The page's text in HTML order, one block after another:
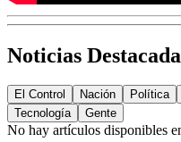
Noticias
El Control Nación Política
Tecnología
Gente
No hay artículos disponibles